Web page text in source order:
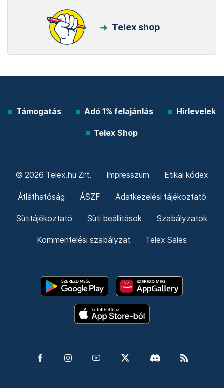
Telex shop
Támogatás Adó 1% felajánlás Hírlevelek
Telex Shop
© 2026 Telex.hu Zrt. Impresszum Etikai kódex
Átláthatóság ÁSZF Adatkezelési tájékoztató
Sütitájékoztató Süti beállítások Szabályzatok
Kommentelési szabályzat Telex Sales